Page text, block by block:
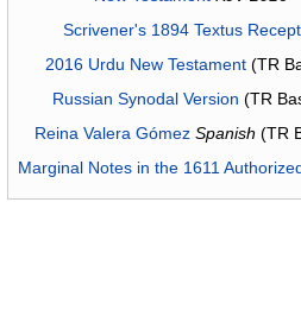
Scrivener's 1894 Textus
2016 Urdu New Testament(TR
Russian Synodal Version (TR
Reina Valera Gómez Spanish (TR
Marginal Notes in the 1611